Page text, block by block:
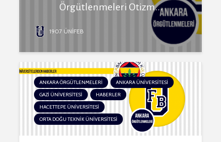
Örgütlenmeleri Otizm...
1907 ÜNİFEB
ANKARA ÖRGÜTLENMELERİ
ANKARA ÜNİVERSİTESİ
GAZİ ÜNİVERSİTESİ
HABERLER
HACETTEPE ÜNİVERSİTESİ
ORTA DOĞU TEKNİK ÜNİVERSİTESİ